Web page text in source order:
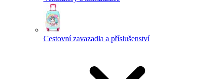
Cestovní zavazadla a příslušenství